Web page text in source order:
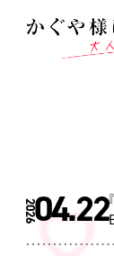
202604.22